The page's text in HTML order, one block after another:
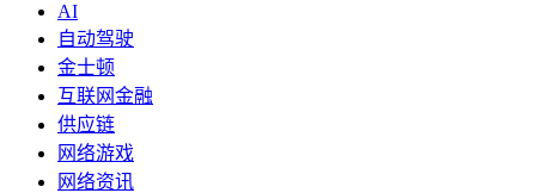
AI
自动驾驶
金士顿
互联网金融
供应链
网络游戏
网络资讯